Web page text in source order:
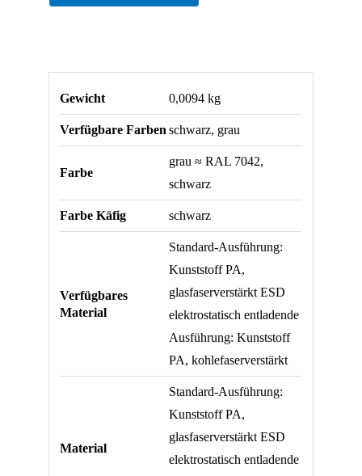
Rollen
Gewicht 0,0094 kg
Verfügbare Farben schwarz, grau
Farbe
grau ≈ RAL 7042,
schwarz
Farbe Käfig schwarz
Verfügbares
Material
Standard-Ausführung:
Kunststoff PA,
glasfaserverstärkt ESD
elektrostatisch entladende
Ausführung: Kunststoff
PA, kohlefaserverstärkt
Material
Standard-Ausführung:
Kunststoff PA,
glasfaserverstärkt ESD
elektrostatisch entladende